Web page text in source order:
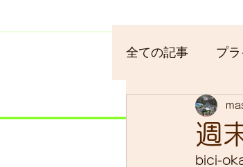
全ての記事 プ
bici-okadaman
サイクリング
週
bici-